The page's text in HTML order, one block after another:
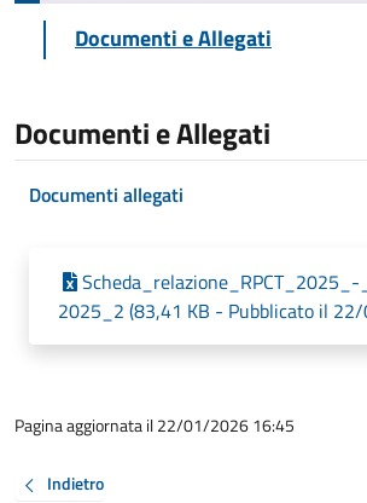
Documenti e Allegati
Documenti e Allegati
Documenti allegati
2025_2 (83,41 KB - Pubblicato il
Pagina aggiornata il 22/01/2026 16:45
Indietro